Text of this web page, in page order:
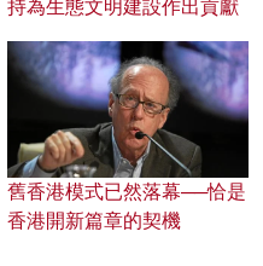
持為生態文明建設作出貢獻
舊香港模式已然落幕──恰是
香港開新篇章的契機